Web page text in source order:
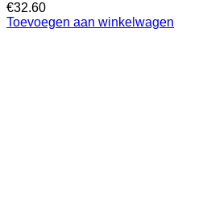
€32.60
Toevoegen aan winkelwagen